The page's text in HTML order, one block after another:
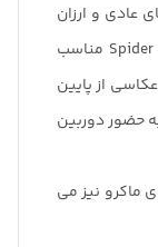
عادی و ارزان
قیمت این قابلیت را ندارند و سه پایه مدل Spider مناسب
از پایین
حضور دوربین
ماکرو نیز می